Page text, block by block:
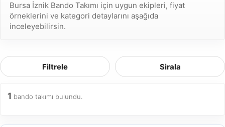
Bursa İznik Bando Takımı için uygun ekipleri, fiyat
örneklerini ve kategori detaylarını aşağıda
inceleyebilirsin.
Filtrele Sirala
1 bando takımı bulundu.